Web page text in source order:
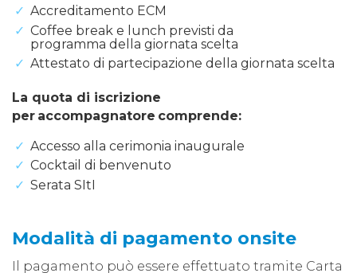
Accreditamento ECM
Coffee break e lunch previsti da
programma della giornata scelta
Attestato di partecipazione della giornata scelta
La quota di iscrizione
per accompagnatore comprende:
Accesso alla cerimonia inaugurale
Cocktail di benvenuto
Serata SItI
Modalità di pagamento onsite
Il pagamento può essere effettuato tramite Carta